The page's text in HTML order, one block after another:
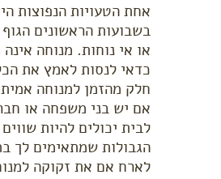
אחת הטעויות הנפוצות
בשבועות הראשונים
או אי נוחות. מנוחה
כדאי לנסות לאמץ את
חלק מהזמן למנוחה
אם יש בני משפחה או
לבית יכולים להיות
הגבולות שמתאימים לך
לארח אם את זקוקה